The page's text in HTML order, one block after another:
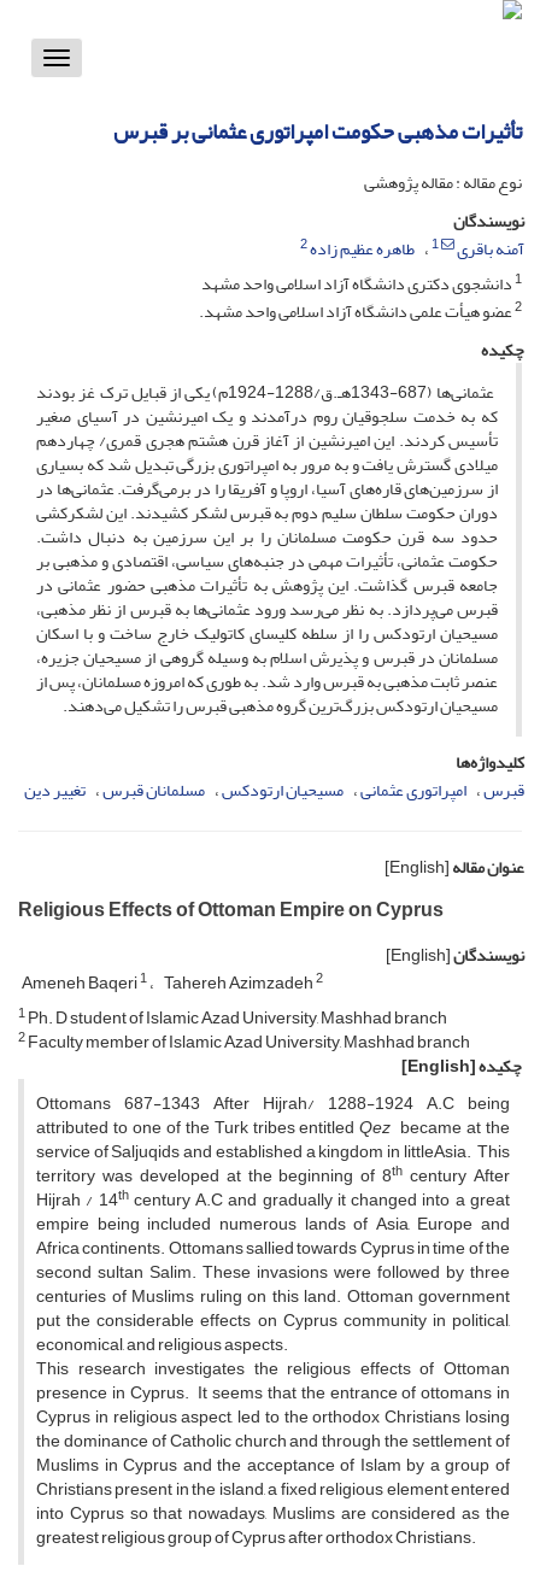
Toggle
تأثیرات مذهبی حکومت امپراتوری عثمانی بر قبرس
نوع مقاله : مقاله پژوهشی
نویسندگان
آمنه باقری
1 طاهره عظیم زاده2
1دانشجوی دکتری دانشگاه آزاد اسلامی واحد مشهد
2عضو هیأت علمی دانشگاه آزاد اسلامی واحد مشهد.
چکیده
عثمانی‌ها (687-1343هـ.ق/1288-1924م) یکی از قبایل ترک غز بودند
که به خدمت سلجوقیان روم درآمدند و یک امیرنشین در آسیای صغیر
تأسیس کردند. این امیرنشین از آغاز قرن هشتم هجری قمری/ چهاردهم
میلادی گسترش یافت و به مرور به امپراتوری بزرگی تبدیل شد که بسیاری
از سرزمین‌های قاره‌های آسیا، اروپا و آفریقا را در برمی‌گرفت. عثمانی‌ها در
دوران حکومت سلطان سلیم دوم به قبرس لشکر کشیدند. این لشکرکشی
حدود سه قرن حکومت مسلمانان را بر این سرزمین به دنبال داشت.
حکومت عثمانی، تأثیرات مهمی در جنبه‌های سیاسی، اقتصادی و مذهبی بر
جامعه قبرس گذاشت. این پژوهش به تأثیرات مذهبی حضور عثمانی در
قبرس می‌پردازد. به نظر می‌رسد ورود عثمانی‌ها به قبرس از نظر مذهبی،
مسیحیان ارتودکس را از سلطه کلیسای کاتولیک خارج ساخت و با اسکان
مسلمانان در قبرس و پذیرش اسلام به وسیله گروهی از مسیحیان جزیره،
عنصر ثابت مذهبی به قبرس وارد شد. به طوری که امروزه مسلمانان، پس از
مسیحیان ارتودکس بزرگ‌ترین گروه مذهبی قبرس را تشکیل می‌دهند.
کلیدواژه‌ها
قبرس امپراتوری عثمانی مسیحیان ارتودکس مسلمانان قبرس تغییر دین
عنوان مقاله[English]
Religious Effects of Ottoman Empire on Cyprus
نویسندگان[English]
Ameneh Baqeri1 Tahereh Azimzadeh2
1Ph. D student of Islamic Azad University, Mashhad branch
2Faculty member of Islamic Azad University, Mashhad branch
چکیده[English]
Ottomans 687-1343 After Hijrah/ 1288-1924 A.C being
attributed to one of the Turk tribes entitledQez became at the
service of Saljuqids and established a kingdom in littleAsia. This
territory was developed at the beginning of 8th century After
Hijrah / 14thcentury A.C and gradually it changed into a great
empire being included numerous lands of Asia, Europe and
Africa continents. Ottomans sallied towards Cyprus in time of the
second sultan Salim. These invasions were followed by three
centuries of Muslims ruling on this land. Ottoman government
put the considerable effects on Cyprus community in political,
economical, and religious aspects.
This research investigates the religious effects of Ottoman
presence in Cyprus. It seems that the entrance of ottomans in
Cyprus in religious aspect, led to the orthodox Christians losing
the dominance of Catholic church and through the settlement of
Muslims in Cyprus and the acceptance of Islam by a group of
Christians present in the island, a fixed religious element entered
into Cyprus so that nowadays, Muslims are considered as the
greatest religious group of Cyprus after orthodox Christians.